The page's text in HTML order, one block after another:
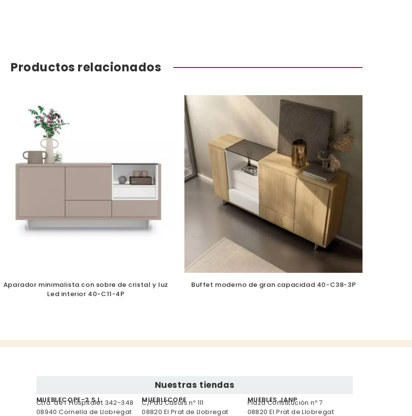
Productos relacionados
Aparador minimalista con sobre de cristal y luz
Led interior 40-C11-4P
Buffet moderno de gran capacidad 40-C38-3P
Nuestras tiendas
MUEBLECOPE-2 S.L.
Ctra. de l´Hospitalet 342-348
08940 Cornella de Llobregat
MUEBLECOPE
C/Pau Casals nº 111
08820 El Prat de Llobregat
MUEBLES JANP
Plaza Constitución nº 7
08820 El Prat de Llobregat